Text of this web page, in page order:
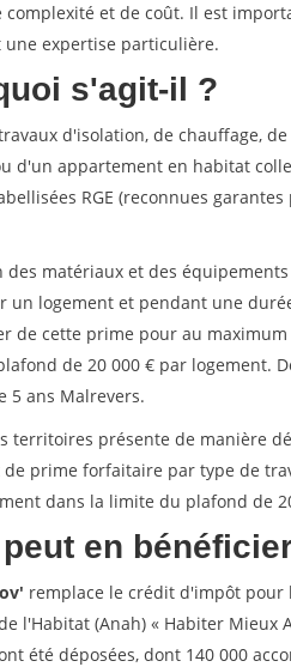
et de coût. Il est
une expertise particulière.
s'agit-il ?
d'isolation, de chauffage,
d'un appartement en habitat
RGE (reconnues
matériaux et des
un logement et pendant une
de cette prime pour au
de 20 000 € par logement.
5 ans Malrevers.
territoires présente de manière
prime forfaitaire par type de
dans la limite du plafond de
en
remplace le crédit d'impôt
l'Habitat (Anah) « Habiter Mieux
été déposées, dont 140 000